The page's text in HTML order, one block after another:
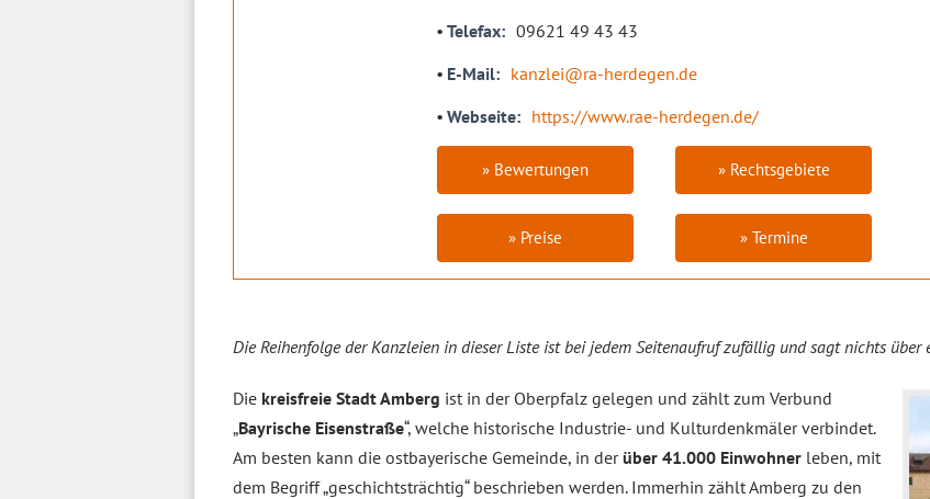
Telefax
09621 49 43 43
E-Mail
kanzlei@ra-herdegen.de
Webseite
https://www.rae-herdegen.de/
» Bewertungen » Rechtsgebiete
» Preise » Termine
Die Reihenfolge der Kanzleien in dieser Liste ist bei jedem Seitenaufruf zufällig und sagt nichts
Die kreisfreie Stadt Amberg ist in der Oberpfalz gelegen und zählt zum Verbund
„Bayrische Eisenstraße“, welche historische Industrie- und Kulturdenkmäler verbindet.
Am besten kann die ostbayerische Gemeinde, in derüber 41.000 Einwohner leben, mit
dem Begriff „geschichtsträchtig“ beschrieben werden. Immerhin zählt Amberg zu den